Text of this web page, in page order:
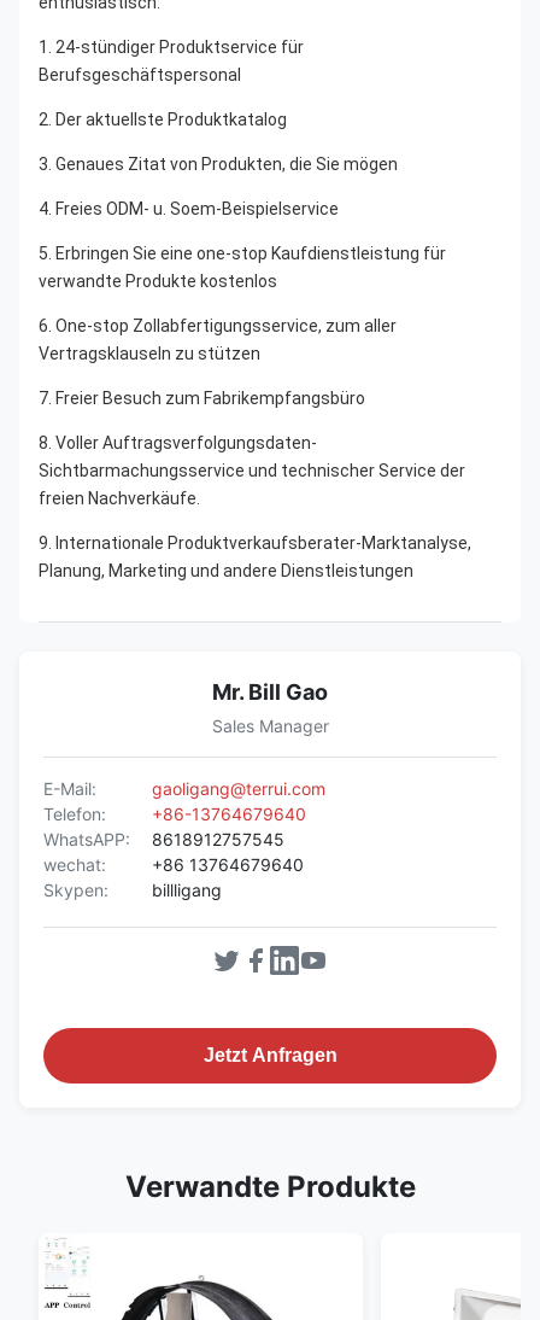
1. 24-stündiger Produktservice für
Berufsgeschäftspersonal
2. Der aktuellste Produktkatalog
3. Genaues Zitat von Produkten, die Sie mögen
4. Freies ODM- u. Soem-Beispielservice
5. Erbringen Sie eine one-stop Kaufdienstleistung für
verwandte Produkte kostenlos
6. One-stop Zollabfertigungsservice, zum aller
Vertragsklauseln zu stützen
7. Freier Besuch zum Fabrikempfangsbüro
8. Voller Auftragsverfolgungsdaten-
Sichtbarmachungsservice und technischer Service der
freien Nachverkäufe.
9. Internationale Produktverkaufsberater-Marktanalyse,
Planung, Marketing und andere Dienstleistungen
Mr. Bill Gao
Sales Manager
E-Mail:
gaoligang@terrui.com
Telefon:
+86-13764679640
WhatsAPP:
8618912757545
wechat:
+86 13764679640
Skypen:
billligang
Jetzt Anfragen
Verwandte Produkte